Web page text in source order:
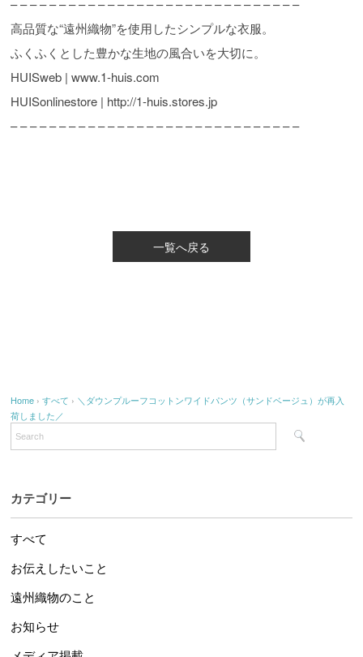
– – – – – – – – – – – – – – – – – – – – – – – – – – – – – –
高品質な“遠州織物”を使用したシンプルな衣服。
ふくふくとした豊かな生地の風合いを大切に。
HUISweb | www.1-huis.com
HUISonlinestore | http://1-huis.stores.jp
– – – – – – – – – – – – – – – – – – – – – – – – – – – – – –
一覧へ戻る
Home ›すべて › ＼ダウンプルーフコットンワイドパンツ（サンドベージュ）が再入
荷しました／
カテゴリー
すべて
お伝えしたいこと
遠州織物のこと
お知らせ